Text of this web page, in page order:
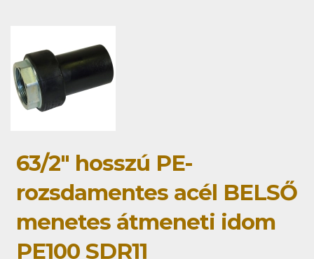
63/2" hosszú PE-
rozsdamentes acél BELSŐ
menetes átmeneti idom
PE100 SDR11